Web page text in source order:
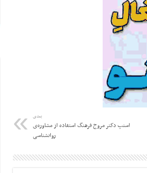
بعدی
اسنپ دکتر مروج فرهنگ استفاده از مشاوره‌ی
روانشناسی